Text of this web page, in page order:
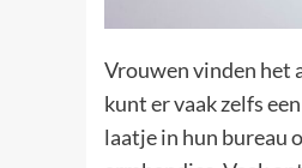
Vrouwen vinden het
kunt er vaak zelfs
laatje in hun bureau